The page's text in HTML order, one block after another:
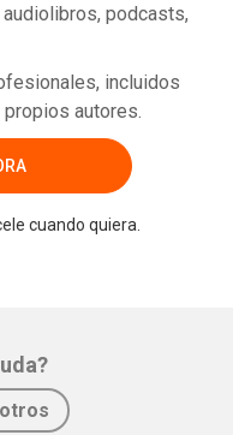
podcasts,
incluidos
autores.
cuando quiera.